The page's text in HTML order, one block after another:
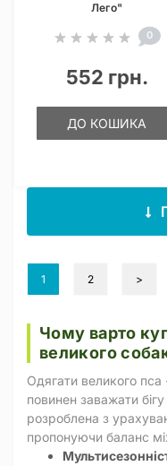
Лего"
0
552 грн.
ДО КОШИКА
1 2 >
Чому варто
великого
Одягати великого
повинен заважати
розроблена з
пропонуючи баланс